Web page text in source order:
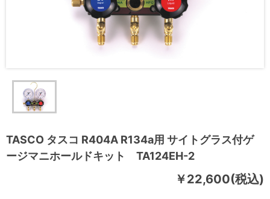
TASCO タスコ R404A R134a用 サイトグラス付ゲ
ージマニホールドキット TA124EH-2
￥22,600(税込)